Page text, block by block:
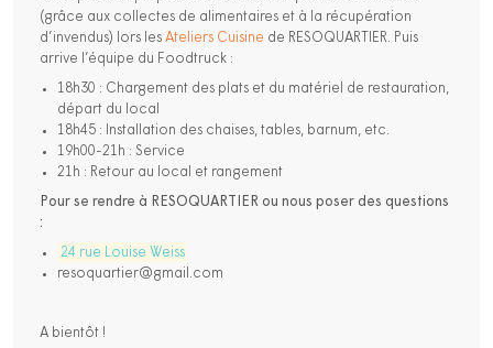
(grâce aux collectes de alimentaires et à la récupération
d’invendus) lors les Ateliers Cuisine de RESOQUARTIER. Puis
arrive l’équipe du Foodtruck :
18h30 : Chargement des plats et du matériel de restauration,
départ du local
18h45 : Installation des chaises, tables, barnum, etc.
19h00-21h : Service
21h : Retour au local et rangement
Pour se rendre à RESOQUARTIER ou nous poser des questions
:
24 rue Louise Weiss
resoquartier@gmail.com
A bientôt !